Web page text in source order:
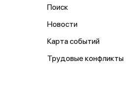
Поиск
Новости
Карта событий
Трудовые конфликты